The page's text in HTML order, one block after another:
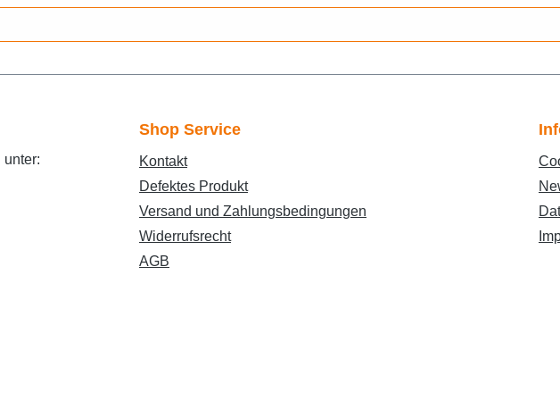
> Fahrgestell, Elektrik > ElektrikMALAGUTI > Crosser 50 CR1 > Bremsen, Elektrik,
Aufbau > Elektrik, SchlösserMBK > OVETTO 50 > Baugruppen Bremsen, Elektrik,
Elektrik > Elektrik, ZündschlossREX > REX RS 250 QM50T-10A(B) > Aufbau,
> Roller 50cc > Katana 50 AC > ElektrikSUZUKI > Roller 50cc > Katana 50 LC >
> Aerox LC 50 (YQ) > Bremsen, Elektrik, Aufbau > Elektrik, SchlösserYAMAHA >
> Roller 50 CC > BWs 50cc (CW) > Bremsen, Elektrik, Aufbau >
Aufbau, Elektrik, Bremsen > Elektrik, SchlösserYAMAHA > Roller 50 CC > YE ZEST
unter:
Shop Service
Kontakt
Defektes Produkt
Versand und Zahlungsbedingungen
Widerrufsrecht
AGB